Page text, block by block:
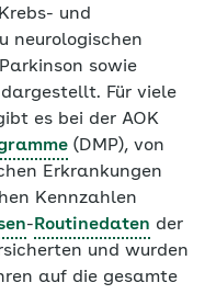
und
neurologischen
sowie
Für viele
es bei der AOK
(DMP), von
Erkrankungen
Kennzahlen
- Routinedaten der
und wurden
auf die gesamte